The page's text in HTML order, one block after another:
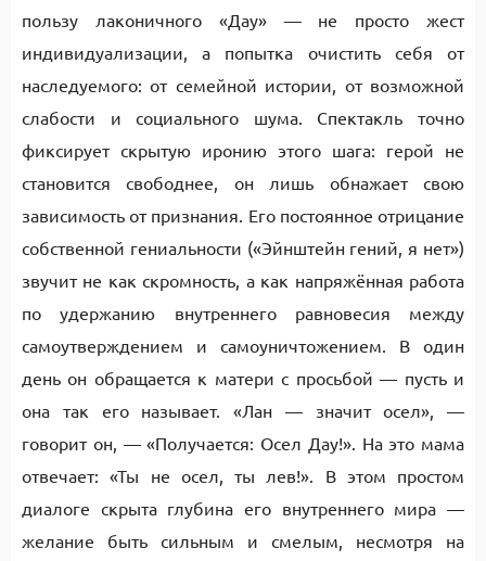
пользу лаконичного «Дау» — не просто жест
индивидуализации, а попытка очистить себя от
наследуемого: от семейной истории, от возможной
слабости и социального шума. Спектакль точно
фиксирует скрытую иронию этого шага: герой не
становится свободнее, он лишь обнажает свою
зависимость от признания. Его постоянное отрицание
собственной гениальности («Эйнштейн гений, я нет»)
звучит не как скромность, а как напряжённая работа
по удержанию внутреннего равновесия между
самоутверждением и самоуничтожением. В один
день он обращается к матери с просьбой — пусть и
она так его называет. «Лан — значит осел», —
говорит он, — «Получается: Осел Дау!». На это мама
отвечает: «Ты не осел, ты лев!». В этом простом
диалоге скрыта глубина его внутреннего мира —
желание быть сильным и смелым, несмотря на